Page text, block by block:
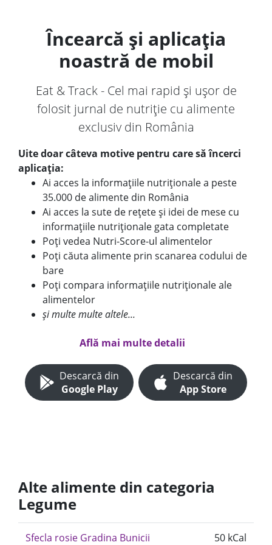
Încearcă și aplicația
noastră de mobil
Eat & Track - Cel mai rapid și ușor de
folosit jurnal de nutriție cu alimente
exclusiv din România
Uite doar câteva motive pentru care să încerci
aplicația:
Ai acces la informațiile nutriționale a peste
35.000 de alimente din România
Ai acces la sute de rețete și idei de mese cu
informațiile nutriționale gata completate
Poți vedea Nutri-Score-ul alimentelor
Poți căuta alimente prin scanarea codului de
bare
Poți compara informațiile nutriționale ale
alimentelor
și multe multe altele...
Află mai multe detalii
Descarcă din
Google Play
Descarcă din
App Store
Alte alimente din categoria
Legume
Sfecla rosie Gradina Bunicii 50 kCal